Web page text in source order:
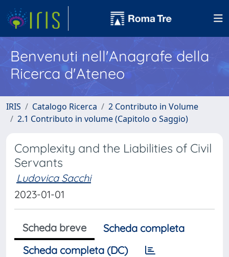
Benvenuti nell'Anagrafe della
Ricerca d'Ateneo
IRIS Catalogo Ricerca
2 Contributo in Volume
2.1 Contributo in volume (Capitolo o Saggio)
Complexity and the Liabilities of Civil
Servants
Ludovica Sacchi
2023-01-01
Scheda breve
Scheda completa
Scheda completa (DC)